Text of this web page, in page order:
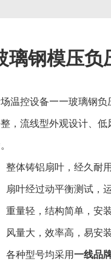
璃钢模压负
温控设备——玻璃钢负
，流线型外观设计、
整体铸铝扇叶，经久耐
扇叶经过动平衡测试，
重量轻，结构简单，安
风量大，效率高，易安
各种型号均采用一线品